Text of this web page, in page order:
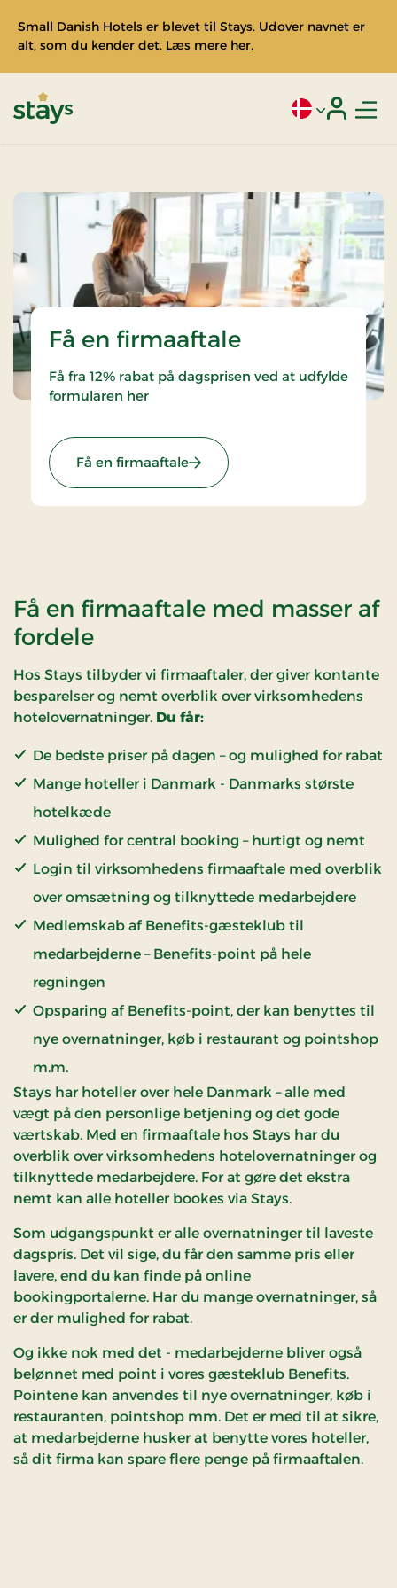
Small Danish Hotels er blevet til Stays. Udover navnet er
alt, som du kender det. Læs mere her.
Aktivt sprog:
Få en firmaaftale
Få fra 12% rabat på dagsprisen ved at udfylde
formularen her
Få en firmaaftale
Få en firmaaftale med masser af
fordele
Hos Stays tilbyder vi firmaaftaler, der giver kontante
besparelser og nemt overblik over virksomhedens
hotelovernatninger. Du får:
De bedste priser på dagen – og mulighed for rabat
Mange hoteller i Danmark - Danmarks største
hotelkæde
Mulighed for central booking – hurtigt og nemt
Login til virksomhedens firmaaftale med overblik
over omsætning og tilknyttede medarbejdere
Medlemskab af Benefits-gæsteklub til
medarbejderne – Benefits-point på hele
regningen
Opsparing af Benefits-point, der kan benyttes til
nye overnatninger, køb i restaurant og pointshop
m.m.
Stays har hoteller over hele Danmark – alle med
vægt på den personlige betjening og det gode
værtskab. Med en firmaaftale hos Stays har du
overblik over virksomhedens hotelovernatninger og
tilknyttede medarbejdere. For at gøre det ekstra
nemt kan alle hoteller bookes via Stays.
Som udgangspunkt er alle overnatninger til laveste
dagspris. Det vil sige, du får den samme pris eller
lavere, end du kan finde på online
bookingportalerne. Har du mange overnatninger, så
er der mulighed for rabat.
Og ikke nok med det - medarbejderne bliver også
belønnet med point i vores gæsteklub Benefits.
Pointene kan anvendes til nye overnatninger, køb i
restauranten, pointshop mm. Det er med til at sikre,
at medarbejderne husker at benytte vores hoteller,
så dit firma kan spare flere penge på firmaaftalen.